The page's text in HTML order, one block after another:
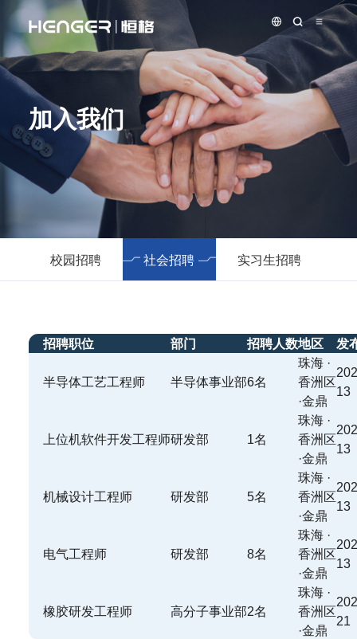
加入我们
校园招聘 社会招聘 实习生招聘
招聘职位 部门 招聘人数地区 发
半导体工艺工程师 半导体事业部6名
珠海 ·
香洲区
·金鼎
13
上位机软件开发工程师研发部 1名
珠海 ·
香洲区
·金鼎
13
机械设计工程师 研发部 5名
珠海 ·
香洲区
·金鼎
13
电气工程师 研发部 8名
珠海 ·
香洲区
·金鼎
13
橡胶研发工程师 高分子事业部2名
珠海 ·
香洲区
·金鼎
21